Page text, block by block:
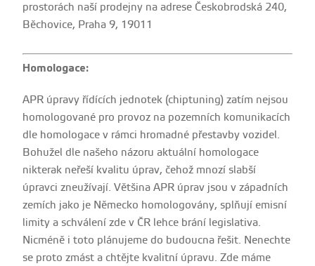
prostorách naší prodejny na adrese Českobrodská 240,
Běchovice, Praha 9, 19011
Homologace:
APR úpravy řídících jednotek (chiptuning) zatím nejsou
homologované pro provoz na pozemních komunikacích
dle homologace v rámci hromadné přestavby vozidel.
Bohužel dle našeho názoru aktuální homologace
nikterak neřeší kvalitu úprav, čehož mnozí slabší
úpravci zneužívají. Většina APR úprav jsou v západních
zemích jako je Německo homologovány, splňují emisní
limity a schválení zde v ČR lehce brání legislativa.
Nicméně i toto plánujeme do budoucna řešit. Nenechte
se proto zmást a chtějte kvalitní úpravu. Zde máme